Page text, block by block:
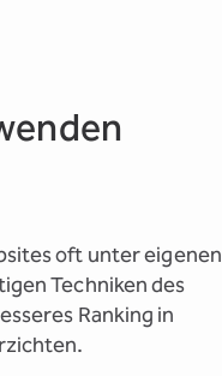
oft unter eigenen
Techniken des
Ranking in